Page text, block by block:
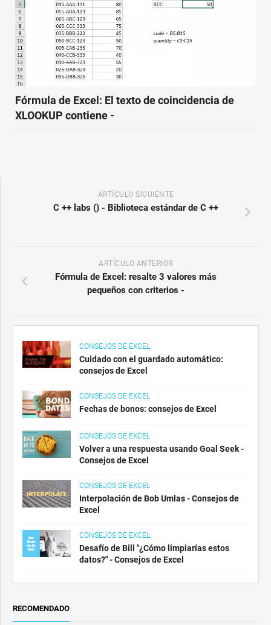
Fórmula de Excel: El texto de coincidencia de
XLOOKUP contiene -
ARTÍCULO SIGUIENTE
C ++ labs () - Biblioteca estándar de C ++
ARTÍCULO ANTERIOR
Fórmula de Excel: resalte 3 valores más
pequeños con criterios -
CONSEJOS DE EXCEL
Cuidado con el guardado automático:
consejos de Excel
CONSEJOS DE EXCEL
Fechas de bonos: consejos de Excel
CONSEJOS DE EXCEL
Volver a una respuesta usando Goal Seek -
Consejos de Excel
CONSEJOS DE EXCEL
Interpolación de Bob Umlas - Consejos de
Excel
CONSEJOS DE EXCEL
Desafío de Bill "¿Cómo limpiarías estos
datos?" - Consejos de Excel
RECOMENDADO